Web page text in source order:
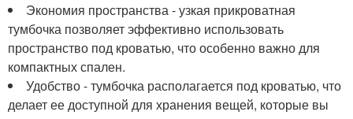
Экономия пространства - узкая прикроватная
тумбочка позволяет эффективно использовать
пространство под кроватью, что особенно важно для
компактных спален.
Удобство - тумбочка располагается под кроватью, что
делает ее доступной для хранения вещей, которые вы